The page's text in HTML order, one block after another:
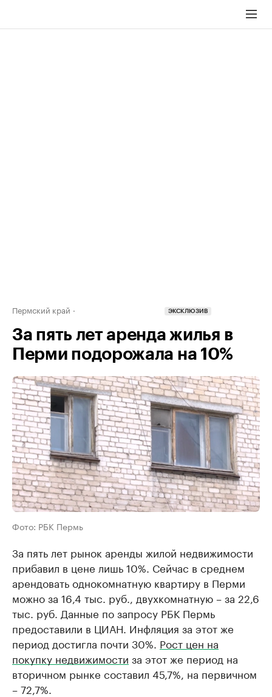
Пермский край ЭКСКЛЮЗИВ
За пять лет аренда жилья в
Перми подорожала на 10%
Фото: РБК Пермь
За пять лет рынок аренды жилой недвижимости
прибавил в цене лишь 10%. Сейчас в среднем
арендовать однокомнатную квартиру в Перми
можно за 16,4 тыс. руб., двухкомнатную – за 22,6
тыс. руб. Данные по запросу РБК Пермь
предоставили в ЦИАН. Инфляция за этот же
период достигла почти 30%. Рост цен на
покупку недвижимости за этот же период на
вторичном рынке составил 45,7%, на первичном
– 72,7%.